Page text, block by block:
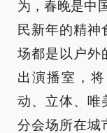
为，春晚是中
民新年的精神
场都是以户外
出演播室，
动、立体、唯
分会场所在城